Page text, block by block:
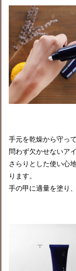
手元を乾燥から守っ
問わず欠かせないア
さらりとした使い心地
ります。
手の甲に適量を塗り